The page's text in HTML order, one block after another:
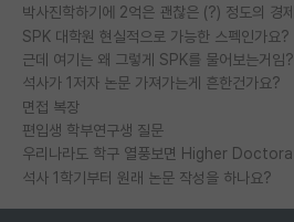
SPK 대학원 현실적으로 가능한 스펙인가요?
근데 여기는 왜 그렇게 SPK를 물어보는거임?
석사가 1저자 논문 가져가는게 흔한건가요?
면접 복장
편입생 학부연구생 질문
석사 1학기부터 원래 논문 작성을 하나요?